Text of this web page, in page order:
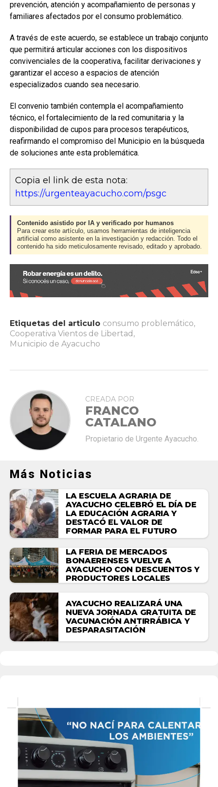
prevención, atención y acompañamiento de personas y
familiares afectados por el consumo problemático.
A través de este acuerdo, se establece un trabajo conjunto
que permitirá articular acciones con los dispositivos
convivenciales de la cooperativa, facilitar derivaciones y
garantizar el acceso a espacios de atención
especializados cuando sea necesario.
El convenio también contempla el acompañamiento
técnico, el fortalecimiento de la red comunitaria y la
disponibilidad de cupos para procesos terapéuticos,
reafirmando el compromiso del Municipio en la búsqueda
de soluciones ante esta problemática.
Copia el link de esta nota:
https://urgenteayacucho.com/psgc
Contenido asistido por IA y verificado por humanos
Para crear este artículo, usamos herramientas de inteligencia
artificial como asistente en la investigación y redacción. Todo el
contenido ha sido meticulosamente revisado, editado y aprobado.
Etiquetas del articulo consumo problemático,
Cooperativa Vientos de Libertad ,
Municipio de Ayacucho
CREADA POR
FRANCO
CATALANO
Propietario de Urgente Ayacucho.
Más Noticias
LA ESCUELA AGRARIA DE
AYACUCHO CELEBRÓ EL DÍA DE
LA EDUCACIÓN AGRARIA Y
DESTACÓ EL VALOR DE
FORMAR PARA EL FUTURO
LA FERIA DE MERCADOS
BONAERENSES VUELVE A
AYACUCHO CON DESCUENTOS Y
PRODUCTORES LOCALES
AYACUCHO REALIZARÁ UNA
NUEVA JORNADA GRATUITA DE
VACUNACIÓN ANTIRRÁBICA Y
DESPARASITACIÓN